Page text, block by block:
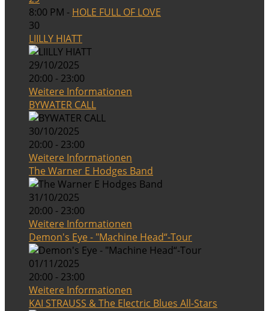
8:00 PM - HOLE FULL OF LOVE
30
LIILLY HIATT
29/10/2025
20:00 - 23:00
Weitere Informationen
BYWATER CALL
30/10/2025
20:00 - 23:00
Weitere Informationen
The Warner E Hodges Band
31/10/2025
20:00 - 23:00
Weitere Informationen
Demon's Eye - "Machine Head“-Tour
01/11/2025
20:00 - 23:00
Weitere Informationen
KAI STRAUSS & The Electric Blues All-Stars